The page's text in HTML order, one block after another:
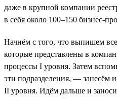
даже в крупной компании
в себя около 100–150 бизнес-
Начнём с того, что выпишем
которые представлены в
процессы I уровня. Затем
эти подразделения, — занесём
II уровня. Идём дальше и